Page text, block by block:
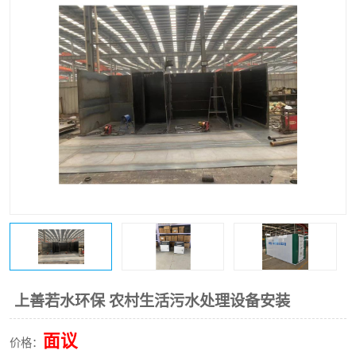
上善若水环保 农村生活污水处理设备安装
价格： 面议
洗涤污水处理设备 实验室污水处理设备
诊所门诊污水处理设备 臭氧消毒设备
养殖污水处理设备 屠宰污水处理设备
一体化污水处理设备 食品制造业污水处理设备
医院辐射污水衰变池